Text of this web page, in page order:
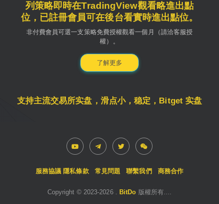
列策略即時在TradingView觀看略進出點
位，已註冊會員可在後台看實時進出點位。
非付費會員可選一支策略免費授權觀看一個月（請洽客服授
權）。
了解更多
支持主流交易所实盘，滑点小，稳定，Bitget 实盘
服務協議 隱私條款 常見問題 聯繫我們 商務合作
Copyright © 2023-2026. BitDo 版權所有....